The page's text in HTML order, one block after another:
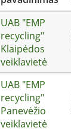
UAB "EMP
recycling"
Klaipėdos
veiklavietė
UAB "EMP
recycling"
Panevėžio
veiklavietė